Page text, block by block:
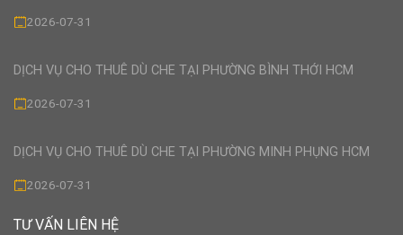
2026-07-31
DỊCH VỤ CHO THUÊ DÙ CHE TẠI PHƯỜNG BÌNH THỚI HCM
2026-07-31
DỊCH VỤ CHO THUÊ DÙ CHE TẠI PHƯỜNG MINH PHỤNG HCM
2026-07-31
TƯ VẤN LIÊN HỆ